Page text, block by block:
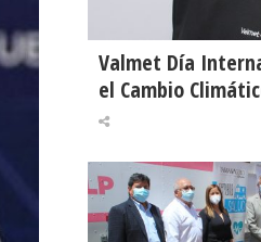
Valmet Día
el Cambio